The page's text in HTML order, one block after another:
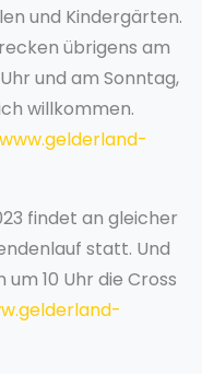
und Kindergärten.
übrigens am
Uhr und am Sonntag,
willkommen.
www.gelderland-
findet an gleicher
statt. Und
um 10 Uhr die Cross